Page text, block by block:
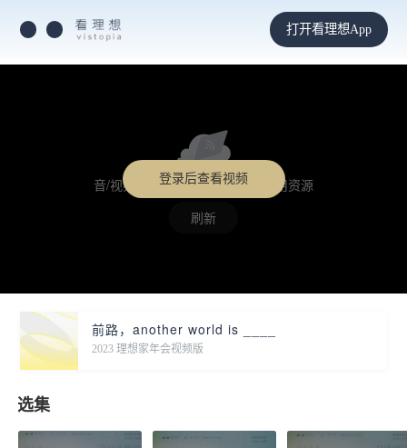
打开看理想App
音/视频格式不支持，或未找到可用资源
刷新
登录后查看视频
前路，another world is ____
2023 理想家年会视频版
选集